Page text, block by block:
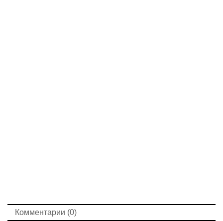
Комментарии (0)